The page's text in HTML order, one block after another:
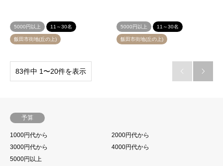
5000円以上 11～30名
飯田市街地(丘の上)
5000円以上 11～30名
飯田市街地(丘の上)
83件中 1〜20件を表示  
予算
1000円代から
2000円代から
3000円代から
4000円代から
5000円以上